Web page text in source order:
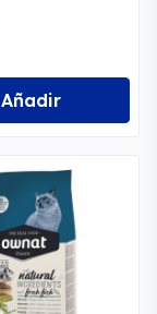
Añadir